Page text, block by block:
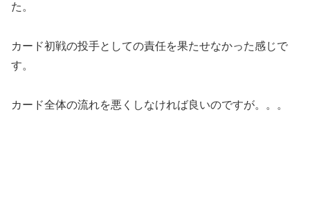
た。
カード初戦の投手としての責任を果たせなかった感じで
す。
カード全体の流れを悪くしなければ良いのですが。。。